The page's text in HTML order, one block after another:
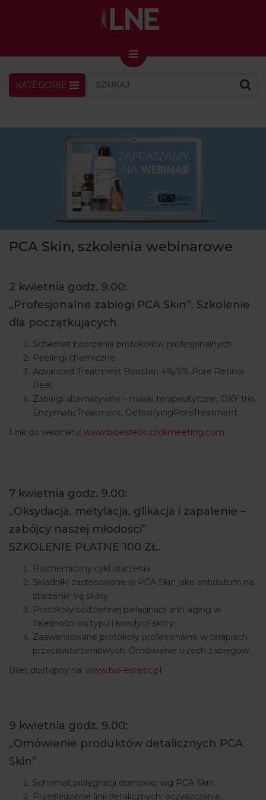
LNENEWS
KONGRES I TARGI
Skin Master w Warszawie
VIDEO
PODCAST
MAGAZYN
O NAS
ARTYKUŁY
WYDARZENIA
KATEGORIE
PCA Skin, szkolenia webinarowe
2 kwietnia godz. 9.00:
„Profesjonalne zabiegi PCA Skin”. Szkolenie
dla początkujących.
Schemat tworzenia protokołów profesjonalnych.
Peelingi chemiczne.
Advanced Treatment Booster, 4%/6% Pure Retinol
Peel.
Zabiegi alternatywne – maski terapeutyczne, OXY trio,
EnzymaticTreatment, DetoxifyingPoreTreatment.
Link do webinaru: www.bioestetic.clickmeeting.com
7 kwietnia godz. 9.00:
„Oksydacja, metylacja, glikacja i zapalenie –
zabójcy naszej młodości”
SZKOLENIE PŁATNE 100 ZŁ.
Biochemiczny cykl starzenia.
Składniki zastosowane w PCA Skin jako antidotum na
starzenie się skóry.
Protokoły codziennej pielęgnacji anti-aging w
zależności od typu i kondycji skóry.
Zaawansowane protokoły profesjonalne w terapiach
przeciwstarzeniowych. Omówienie trzech zabiegów.
Bilet dostępny na: www.bio-estetic.pl
9 kwietnia godz. 9.00:
„Omówienie produktów detalicznych PCA
Skin”
Schemat pielęgnacji domowej wg PCA Skin.
Prześledzenie linii detalicznych: oczyszczanie,